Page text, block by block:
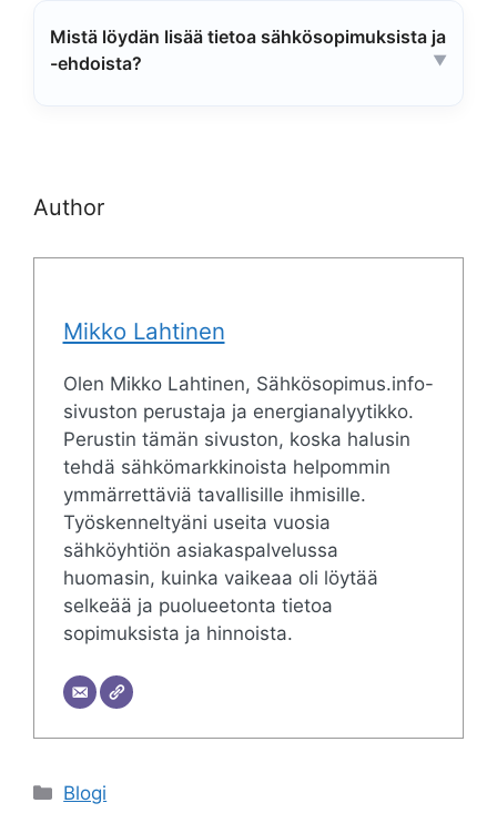
Mistä löydän lisää tietoa sähkösopimuksista ja
-ehdoista?
Author
Mikko Lahtinen
Olen Mikko Lahtinen, Sähkösopimus.info-
sivuston perustaja ja energianalyytikko.
Perustin tämän sivuston, koska halusin
tehdä sähkömarkkinoista helpommin
ymmärrettäviä tavallisille ihmisille.
Työskenneltyäni useita vuosia
sähköyhtiön asiakaspalvelussa
huomasin, kuinka vaikeaa oli löytää
selkeää ja puolueetonta tietoa
sopimuksista ja hinnoista.
Categories
Blogi